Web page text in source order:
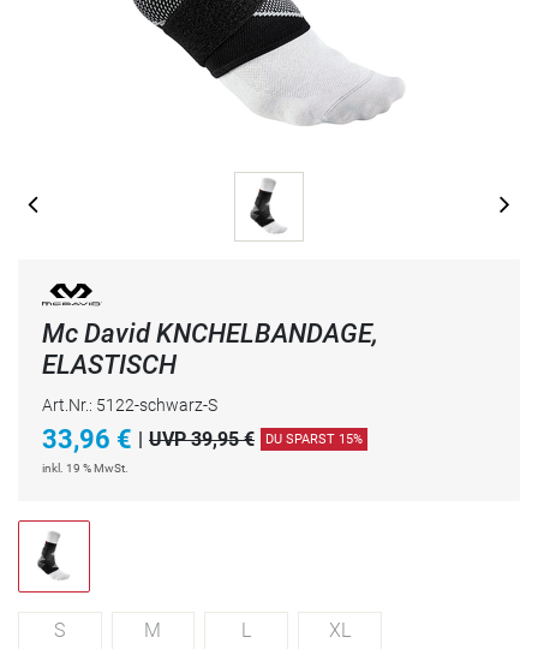
Mc David KNCHELBANDAGE,
ELASTISCH
Art.Nr.: 5122-schwarz-S
33,96 € | UVP 39,95 € DU SPARST 15%
inkl. 19 % MwSt.
S M L XL